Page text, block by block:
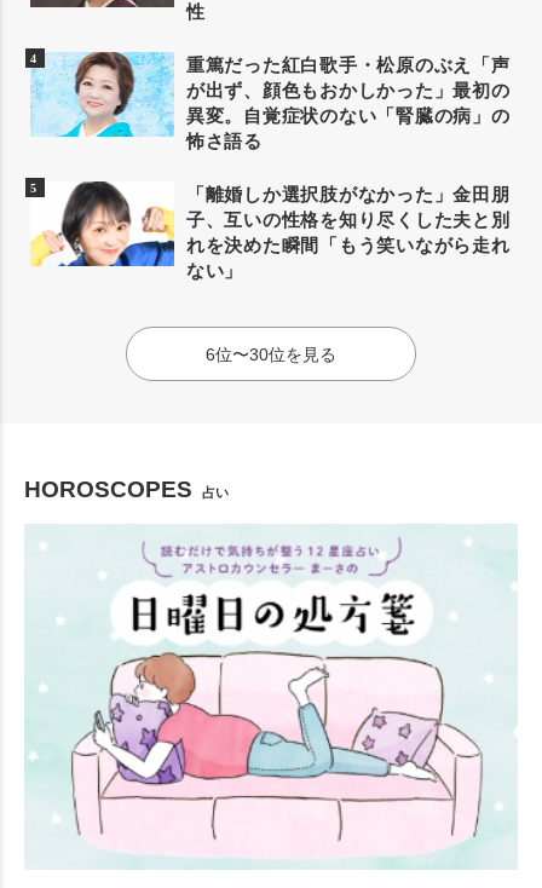
性
重篤だった紅白歌手・松原のぶえ「声
が出ず、顔色もおかしかった」最初の
異変。自覚症状のない「腎臓の病」の
怖さ語る
「離婚しか選択肢がなかった」金田朋
子、互いの性格を知り尽くした夫と別
れを決めた瞬間「もう笑いながら走れ
ない」
6位〜30位を見る
HOROSCOPES 占い